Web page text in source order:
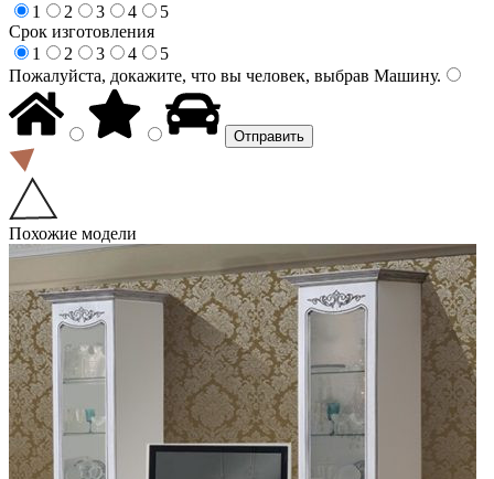
1
2 3 4
5
Срок изготовления
1
2 3 4
5
Пожалуйста, докажите, что вы человек, выбрав Машину.
Похожие модели